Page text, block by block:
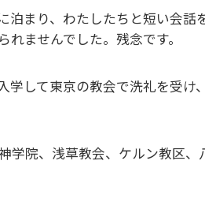
まり、わたしたちと短い会話
ませんでした。残念です。
して東京の教会で洗礼を受け
学院、浅草教会、ケルン教区